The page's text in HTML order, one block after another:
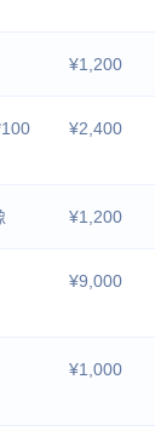
¥1,200
¥2,400
¥1,200
¥9,000
¥1,000